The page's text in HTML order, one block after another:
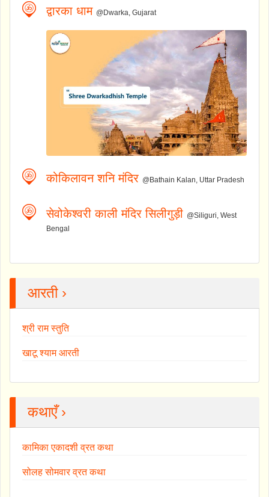
द्वारका धाम @Dwarka, Gujarat
कोकिलावन शनि मंदिर @Bathain Kalan, Uttar Pradesh
सेवोकेश्वरी काली मंदिर सिलीगुड़ी @Siliguri, West
Bengal
आरती ›
श्री राम स्तुति
खाटू श्याम आरती
कथाएँ ›
कामिका एकादशी व्रत कथा
सोलह सोमवार व्रत कथा